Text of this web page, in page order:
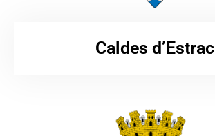
Caldes d’Estrac